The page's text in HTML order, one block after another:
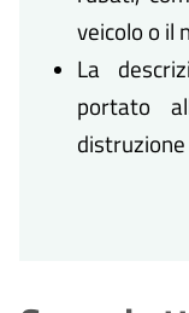
veicolo o il
La
portato